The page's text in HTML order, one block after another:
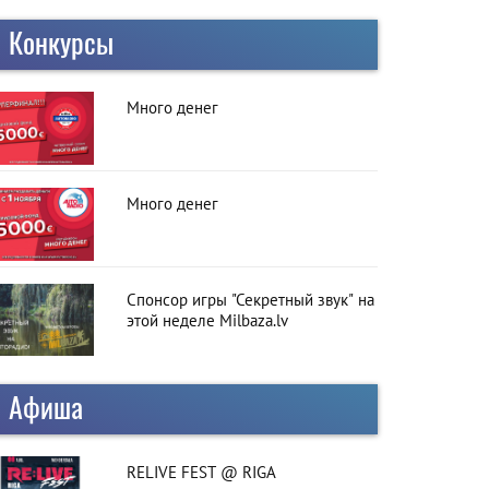
Конкурсы
Много денег
Много денег
Спонсор игры "Секретный звук" на
этой неделе Milbaza.lv
Афиша
RELIVE FEST @ RIGA